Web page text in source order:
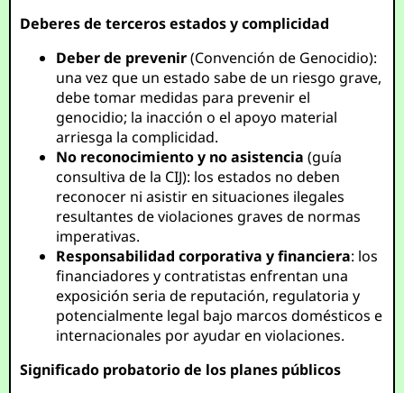
Deberes de terceros estados y complicidad
Deber de prevenir(Convención de Genocidio):
una vez que un estado sabe de un riesgo grave,
debe tomar medidas para prevenir el
genocidio; la inacción o el apoyo material
arriesga la complicidad.
No reconocimiento y no asistencia (guía
consultiva de la CIJ): los estados no deben
reconocer ni asistir en situaciones ilegales
resultantes de violaciones graves de normas
imperativas.
Responsabilidad corporativa y financiera: los
financiadores y contratistas enfrentan una
exposición seria de reputación, regulatoria y
potencialmente legal bajo marcos domésticos e
internacionales por ayudar en violaciones.
Significado probatorio de los planes públicos